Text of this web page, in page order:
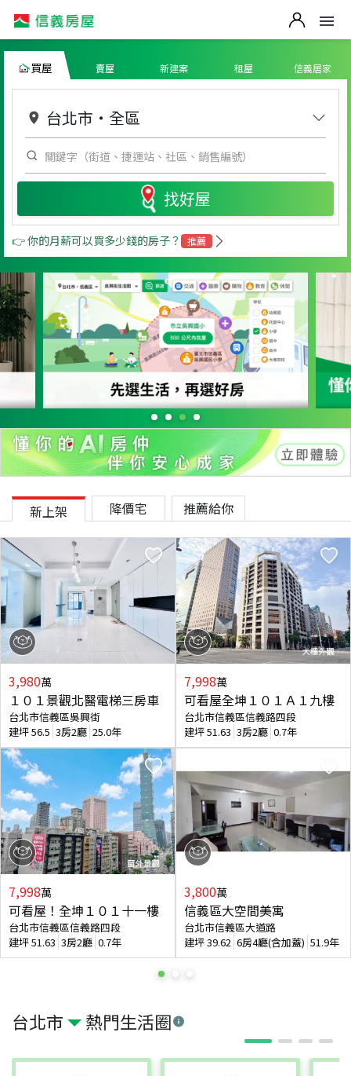
買屋 賣屋 新建案 租屋 信義居家
台北市 ・ 全區
找好屋
👉 你的月薪可以買多少錢的房子？ 推薦
台北市 熱門生活圈
新上架 降價宅 推薦給你
3,980萬
１０１景觀北醫電梯三房車
台北市信義區吳興街
建坪56.5 3房2廳 25.0年
7,998萬
可看屋！全坤１０１十一樓
台北市信義區信義路四段
建坪51.63 3房2廳 0.7年
7,998萬
可看屋全坤１０１Ａ１九樓
台北市信義區信義路四段
建坪51.63 3房2廳 0.7年
3,800萬
信義區大空間美寓
台北市信義區大道路
建坪39.62 6房4廳(含加蓋) 51.9年